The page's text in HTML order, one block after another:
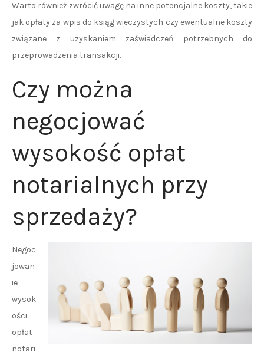
Warto również zwrócić uwagę na inne potencjalne koszty, takie
jak opłaty za wpis do ksiąg wieczystych czy ewentualne koszty
związane z uzyskaniem zaświadczeń potrzebnych do
przeprowadzenia transakcji.
Czy można
negocjować
wysokość opłat
notarialnych przy
sprzedaży?
Negoc
jowan
ie
wysok
ości
opłat
notari